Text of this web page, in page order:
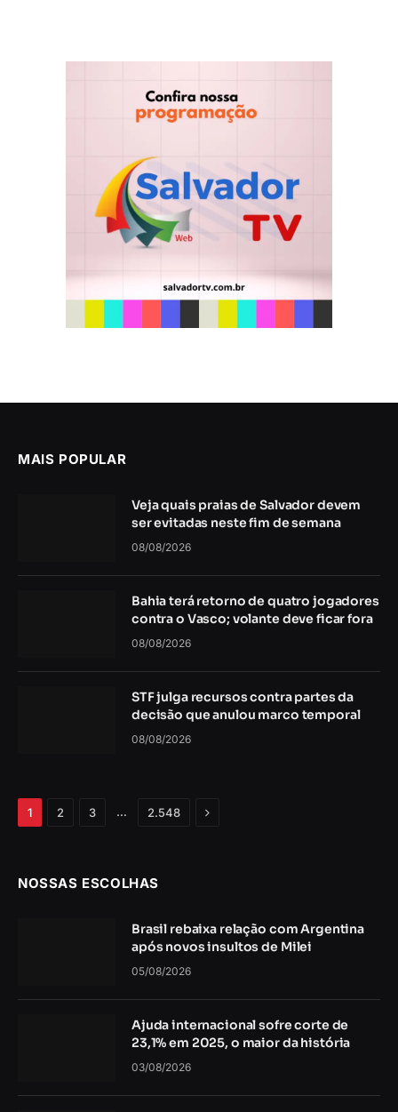
MAIS POPULAR
Veja quais praias de Salvador devem
ser evitadas neste fim de semana
08/08/2026
Bahia terá retorno de quatro jogadores
contra o Vasco; volante deve ficar fora
08/08/2026
STF julga recursos contra partes da
decisão que anulou marco temporal
08/08/2026
1 2 3 … 2.548 Próximo
NOSSAS ESCOLHAS
Brasil rebaixa relação com Argentina
após novos insultos de Milei
05/08/2026
Ajuda internacional sofre corte de
23,1% em 2025, o maior da história
03/08/2026